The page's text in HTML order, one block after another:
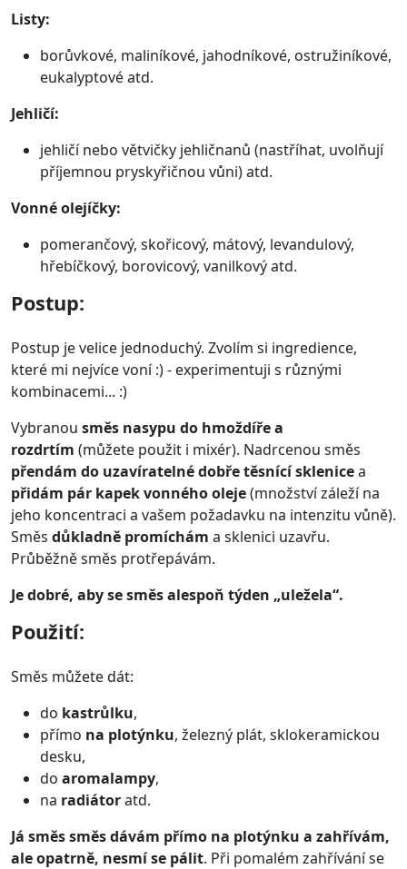
Listy:
borůvkové, maliníkové, jahodníkové, ostružiníkové,
eukalyptové atd.
Jehličí:
jehličí nebo větvičky jehličnanů (nastříhat, uvolňují
příjemnou pryskyřičnou vůni) atd.
Vonné olejíčky:
pomerančový, skořicový, mátový, levandulový,
hřebíčkový, borovicový, vanilkový atd.
Postup:
Postup je velice jednoduchý. Zvolím si ingredience,
které mi nejvíce voní :) - experimentuji s různými
kombinacemi... :)
Vybranou směs nasypu do hmoždíře a
rozdrtím (můžete použit i mixér). Nadrcenou směs
přendám do uzavíratelné dobře těsnící sklenicea
přidám pár kapek vonného oleje(množství záleží na
jeho koncentraci a vašem požadavku na intenzitu vůně).
Směs důkladně promíchám a sklenici uzavřu.
Průběžně směs protřepávám.
Je dobré, aby se směs alespoň týden „uležela“.
Použití:
Směs můžete dát:
do kastrůlku,
přímo na plotýnku, železný plát, sklokeramickou
desku,
do aromalampy,
na radiátoratd.
Já směs směs dávám přímo na plotýnku a zahřívám,
ale opatrně, nesmí se pálit. Při pomalém zahřívání se